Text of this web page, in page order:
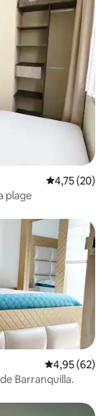
Évaluation
4,75 (20)
plage
Évaluation
4,95 (62)
Barranquilla.